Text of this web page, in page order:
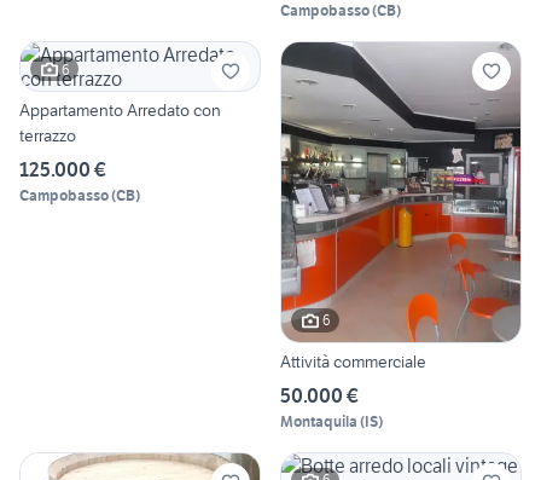
Campobasso(CB)
6
Appartamento Arredato con
terrazzo
125.000 €
Campobasso(CB)
6
Attività commerciale
50.000 €
Montaquila (IS)